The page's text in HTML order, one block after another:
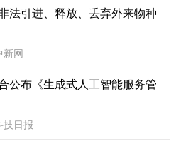
法引进、释放、丢弃外来物种
新网
公布《生成式人工智能服务管
技日报